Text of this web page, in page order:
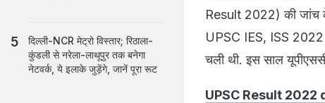
Result 2022) की जांच
UPSC IES, ISS 2022
चली थी. इस साल
UPSC Result 2022
दिल्ली-NCR मेट्रो विस्तार; रिठाला-
कुंडली से नरेला-लाथूपुर तक बनेगा
नेटवर्क, ये इलाके जुड़ेंगे, जानें पूरा रूट